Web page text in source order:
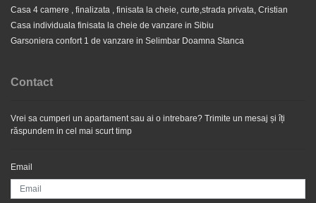
zona Rahova
Casa 4 camere , finalizata , finisata la cheie, curte,strada privata, Cristian
Casa individuala finisata la cheie de vanzare in Sibiu
Garsoniera confort 1 de vanzare in Selimbar Doamna Stanca
Contact
Vrei sa cumperi un apartament sau ai o intrebare? Trimite un mesaj și îți
răspundem in cel mai scurt timp
Email